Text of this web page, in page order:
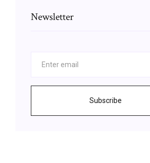
Newsletter
Subscribe